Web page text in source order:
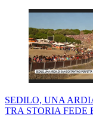
SEDILO, UNA
TRA STORIA FEDE